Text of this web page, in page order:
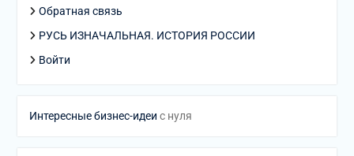
Обратная связь
РУСЬ ИЗНАЧАЛЬНАЯ. ИСТОРИЯ РОССИИ
Войти
Интересные бизнес-идеи с нуля